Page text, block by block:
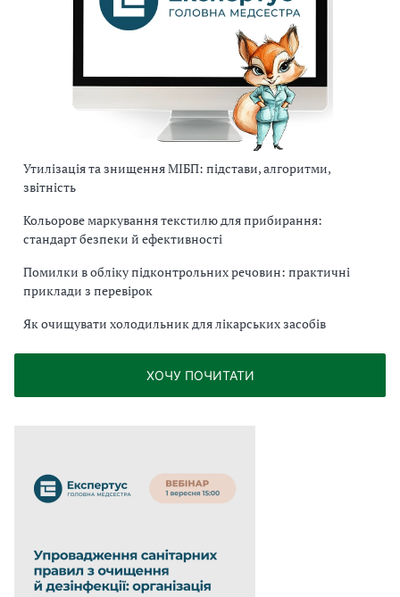
Утилізація та знищення МІБП: підстави, алгоритми,
звітність
Кольорове маркування текстилю для прибирання:
стандарт безпеки й ефективності
Помилки в обліку підконтрольних речовин: практичні
приклади з перевірок
Як очищувати холодильник для лікарських засобів
ХОЧУ ПОЧИТАТИ